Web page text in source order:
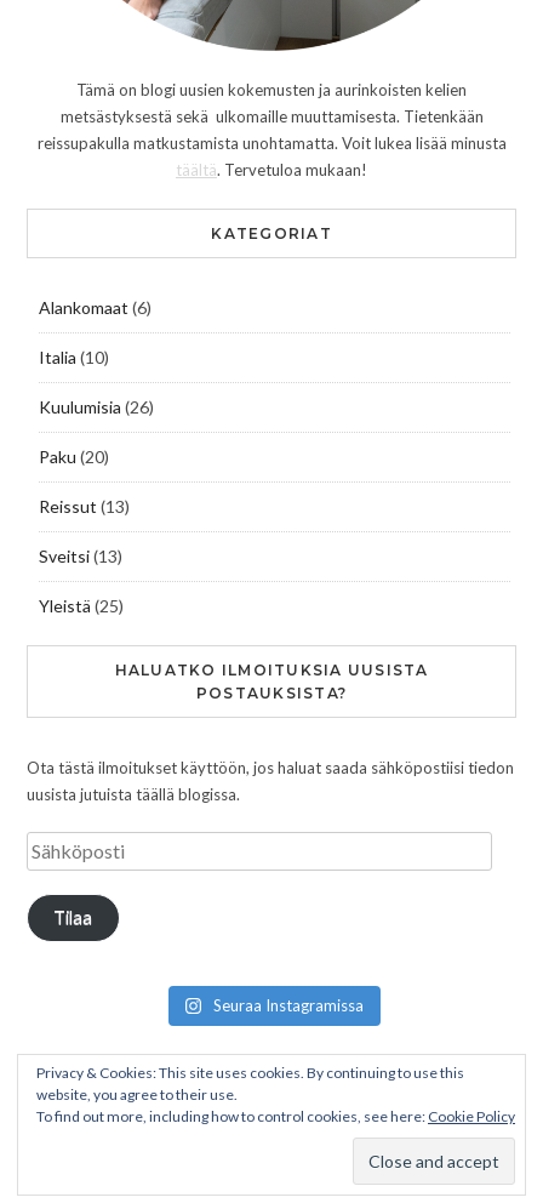
Tämä on blogi uusien kokemusten ja aurinkoisten kelien
metsästyksestä sekä ulkomaille muuttamisesta. Tietenkään
reissupakulla matkustamista unohtamatta. Voit lukea lisää minusta
täältä. Tervetuloa mukaan!
KATEGORIAT
Alankomaat (6)
Italia (10)
Kuulumisia (26)
Paku (20)
Reissut (13)
Sveitsi(13)
Yleistä (25)
HALUATKO ILMOITUKSIA UUSISTA
POSTAUKSISTA?
Ota tästä ilmoitukset käyttöön, jos haluat saada sähköpostiisi tiedon
uusista jutuista täällä blogissa.
Tilaa
Seuraa Instagramissa
Copyright © 2026 Pakumatkalla
Privacy & Cookies: This site uses cookies. By continuing to use this
website, you agree to their use.
To find out more, including how to control cookies, see here: Cookie Policy